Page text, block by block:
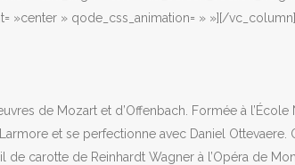
»center » qode_css_animation= » »][/
de Mozart et d’Offenbach. Formée à
et se perfectionne avec Daniel Ottevaere.
carotte de Reinhardt Wagner à l’Opéra de